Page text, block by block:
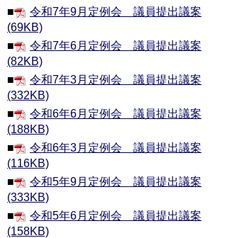
■
令和7年9月定例会 議員提出議案
(69KB)
■
令和7年6月定例会 議員提出議案
(82KB)
■
令和7年3月定例会 議員提出議案
(332KB)
■
令和6年6月定例会 議員提出議案
(188KB)
■
令和6年3月定例会 議員提出議案
(116KB)
■
令和5年9月定例会 議員提出議案
(333KB)
■
令和5年6月定例会 議員提出議案
(158KB)